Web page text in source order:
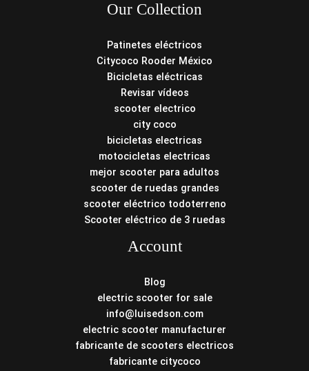
Our Collection
Patinetes eléctricos
Citycoco Rooder México
Bicicletas eléctricas
Revisar vídeos
scooter electrico
city coco
bicicletas electricas
motocicletas electricas
mejor scooter para adultos
scooter de ruedas grandes
scooter eléctrico todoterreno
Scooter eléctrico de 3 ruedas
Account
Blog
electric scooter for sale
info@luisedson.com
electric scooter manufacturer
fabricante de scooters electricos
fabricante citycoco